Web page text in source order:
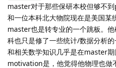
master对于那些保研本校但够不
和一位本科北大物院现在是美国
master也是转专业的一个跳板。
科也只是修了一些统计/数据分析
和相关数学知识几乎是在master
motivation是，他觉得他物理也做